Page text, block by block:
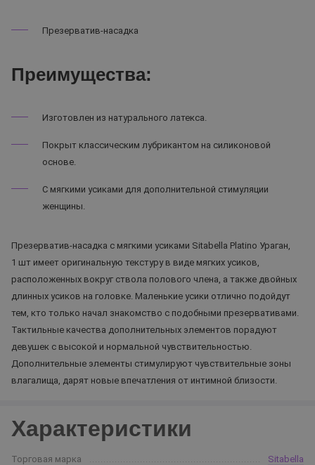
Презерватив-насадка
Преимущества:
Изготовлен из натурального латекса.
Покрыт классическим лубрикантом на силиконовой
основе.
С мягкими усиками для дополнительной стимуляции
женщины.
Презерватив-насадка с мягкими усиками Sitabella Platino Ураган,
1 шт имеет оригинальную текстуру в виде мягких усиков,
расположенных вокруг ствола полового члена, а также двойных
длинных усиков на головке. Маленькие усики отлично подойдут
тем, кто только начал знакомство с подобными презервативами.
Тактильные качества дополнительных элементов порадуют
девушек с высокой и нормальной чувствительностью.
Дополнительные элементы стимулируют чувствительные зоны
влагалища, дарят новые впечатления от интимной близости.
Характеристики
Торговая марка
Sitabella